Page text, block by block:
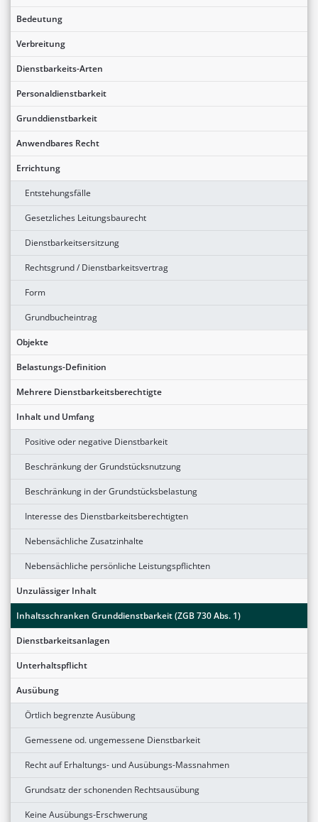
Bedeutung
Verbreitung
Dienstbarkeits-Arten
Personaldienstbarkeit
Grunddienstbarkeit
Anwendbares Recht
Errichtung
Entstehungsfälle
Gesetzliches Leitungsbaurecht
Dienstbarkeitsersitzung
Rechtsgrund / Dienstbarkeitsvertrag
Form
Grundbucheintrag
Objekte
Belastungs-Definition
Mehrere Dienstbarkeitsberechtigte
Inhalt und Umfang
Positive oder negative Dienstbarkeit
Beschränkung der Grundstücksnutzung
Beschränkung in der Grundstücksbelastung
Interesse des Dienstbarkeitsberechtigten
Nebensächliche Zusatzinhalte
Nebensächliche persönliche Leistungspflichten
Unzulässiger Inhalt
Inhaltsschranken Grunddienstbarkeit (ZGB 730 Abs. 1)
Dienstbarkeitsanlagen
Unterhaltspflicht
Ausübung
Örtlich begrenzte Ausübung
Gemessene od. ungemessene Dienstbarkeit
Recht auf Erhaltungs- und Ausübungs-Massnahmen
Grundsatz der schonenden Rechtsausübung
Keine Ausübungs-Erschwerung